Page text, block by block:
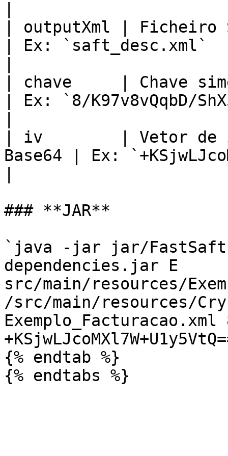
| outputXml | Ficheiro
| Ex: `saft_desc.xml`
| chave     | Chave
| Ex: `8/K97v8vQqbD/
| iv        | Vetor de
Base64 | Ex:
### **JAR**
`java -jar jar/
dependencies.jar E
src/main/resources/
/src/main/resources/
Exemplo_Facturacao.xml
{% endtab %}